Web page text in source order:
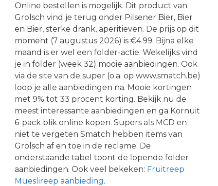
Online bestellen is mogelijk. Dit product van
Grolsch vind je terug onder Pilsener Bier, Bier
en Bier, sterke drank, aperitieven. De prijs op dit
moment (7 augustus 2026) is €4.99. Bijna elke
maand is er wel een folder-actie. Wekelijks vind
je in folder (week 32) mooie aanbiedingen. Ook
via de site van de super (o.a. op www.smatch.be)
loop je alle aanbiedingen na. Mooie kortingen
met 9% tot 33 procent korting. Bekijk nu de
meest interessante aanbiedingen en ga Kornuit
6-pack blik online kopen. Supers als MCD en
niet te vergeten Smatch hebben items van
Grolsch af en toe in de reclame. De
onderstaande tabel toont de lopende folder
aanbiedingen. Ook veel bekeken: Fruitreep
Mueslireep aanbieding.